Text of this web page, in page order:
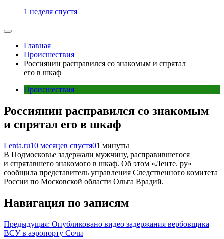
1 неделя спустя
Главная
Происшествия
Россиянин расправился со знакомым и спрятал
его в шкаф
Происшествия
Россиянин расправился со знакомым
и спрятал его в шкаф
Lenta.ru10 месяцев спустя01 минуты
В Подмосковье задержали мужчину, расправившегося
и спрятавшего знакомого в шкаф. Об этом «Ленте. ру»
сообщила представитель управления Следственного комитета
России по Московской области Ольга Врадий.
Навигация по записям
Предыдущая: Опубликовано видео задержания вербовщика
ВСУ в аэропорту Сочи